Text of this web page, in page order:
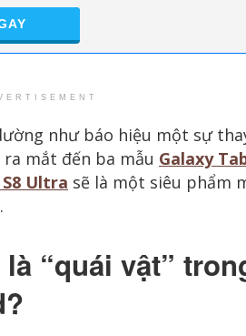
như báo hiệu một sự
ra mắt đến ba mẫu Galaxy
Ultra sẽ là một siêu phẩm
“quái vật”